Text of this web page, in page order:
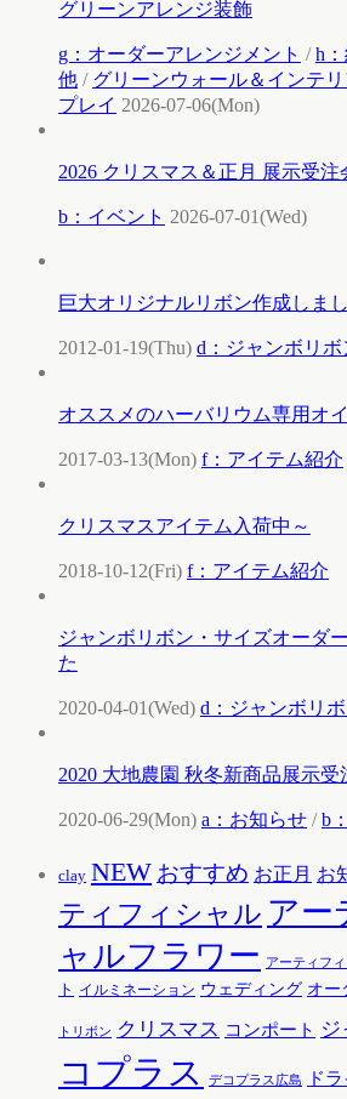
グリーンアレンジ装飾
g：オーダーアレンジメント /h
他 / グリーンウォール＆インテリ
プレイ 2026-07-06(Mon)
2026 クリスマス＆正月 展示受注
b：イベント 2026-07-01(Wed)
巨大オリジナルリボン作成しまし
2012-01-19(Thu) d：ジャンボリボ
オススメのハーバリウム専用オ
2017-03-13(Mon) f：アイテム紹介
クリスマスアイテム入荷中～
2018-10-12(Fri) f：アイテム紹介
ジャンボリボン・サイズオーダ
た
2020-04-01(Wed) d：ジャンボリ
2020 大地農園 秋冬新商品展示受
2020-06-29(Mon) a：お知らせ /b
clay NEW おすすめ お正月 お
ティフィシャル アー
ャルフラワー
アーティフ
ト イルミネーション ウェディング オー
トリボン クリスマス コンポート ジ
コプラス
デコプラス広島 ド